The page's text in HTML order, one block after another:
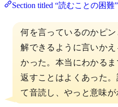
Section titled “読むことの困難”
何を言っているのかピ
解できるように言いか
かった。本当にわかる
返すことはよくあった
て音読し、やっと意味が